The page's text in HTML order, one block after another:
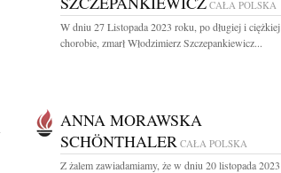
CAŁA POLSKA
W dniu 27 Listopada 2023 roku, po długiej i ciężkiej
chorobie, zmarł Włodzimierz Szczepankiewicz...
ANNA MORAWSKA
SCHÖNTHALER CAŁA POLSKA
Z żalem zawiadamiamy, że w dniu 20 listopada 2023